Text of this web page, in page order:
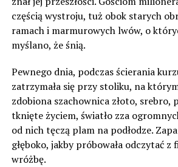
częścią wystroju, tuż obok starych
ramach i marmurowych lwów, o
myślano, że śnią.
Pewnego dnia, podczas ścierania
zatrzymała się przy stoliku, na
zdobiona szachownica złoto, srebro,
tknięte życiem, światło zza
od nich tęczą plam na podłodze.
głęboko, jakby próbowała odczytać z
wróżbę.